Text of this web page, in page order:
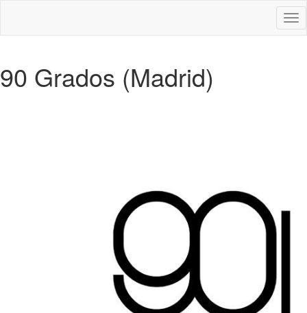
90 Grados (Madrid)